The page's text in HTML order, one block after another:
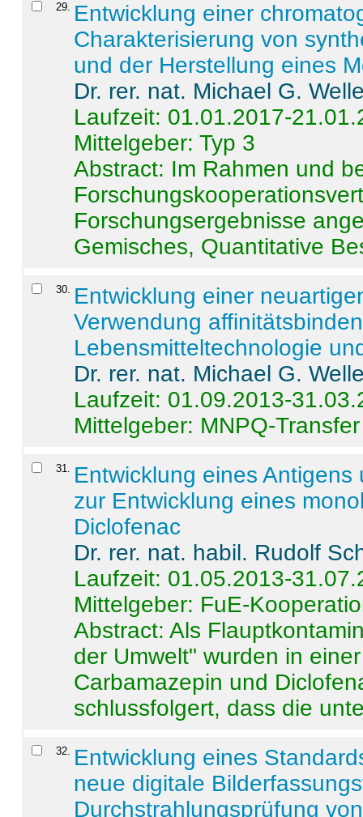
29. Entwicklung einer
Charakterisierung von
und der Herstellung eines
Dr. rer. nat. Michael G.
Laufzeit: 01.01.2017-
Mittelgeber: Typ 3
Abstract: Im Rahmen und
Forschungsergebnisse
Gemisches, Quantitative
30. Entwicklung einer
Verwendung
Lebensmitteltechnologie
Dr. rer. nat. Michael G.
Laufzeit: 01.09.2013-
Mittelgeber: MNPQ-Transfer
31. Entwicklung eines
zur Entwicklung eines
Diclofenac
Dr. rer. nat. habil. Rudolf
Laufzeit: 01.05.2013-
Mittelgeber: FuE-
Abstract:Als
der Umwelt" wurden in
Carbamazepin und
schlussfolgert, dass die
32. Entwicklung eines
neue digitale
Durchstrahlungsprüfung